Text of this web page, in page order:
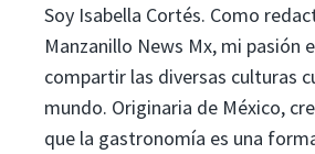
Soy Isabella Cortés. Como
Manzanillo News Mx, mi pasión
compartir las diversas culturas
mundo. Originaria de México,
que la gastronomía es una